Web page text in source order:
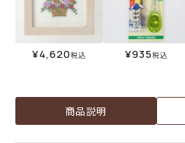
¥4,620税込 ¥935税込
商品説明